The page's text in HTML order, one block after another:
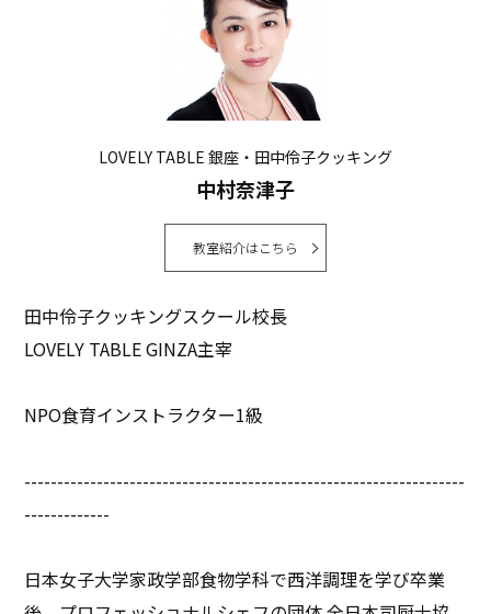
LOVELY TABLE 銀座・田中伶子クッキング
中村奈津子
教室紹介はこちら
田中伶子クッキングスクール校長
LOVELY TABLE GINZA主宰
NPO食育インストラクター1級
-------------------------------------------------------------------
-------------
日本女子大学家政学部食物学科で西洋調理を学び卒業